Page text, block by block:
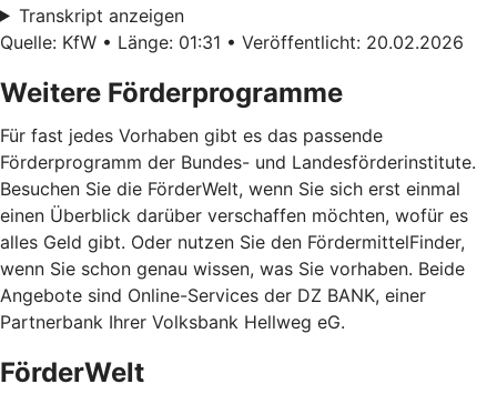
Transkript anzeigen
Quelle: KfW • Länge: 01:31 • Veröffentlicht: 20.02.2026
Weitere Förderprogramme
Für fast jedes Vorhaben gibt es das passende
Förderprogramm der Bundes- und Landesförderinstitute.
Besuchen Sie die FörderWelt, wenn Sie sich erst einmal
einen Überblick darüber verschaffen möchten, wofür es
alles Geld gibt. Oder nutzen Sie den FördermittelFinder,
wenn Sie schon genau wissen, was Sie vorhaben. Beide
Angebote sind Online-Services der DZ BANK, einer
Partnerbank Ihrer Volksbank Hellweg eG.
FörderWelt